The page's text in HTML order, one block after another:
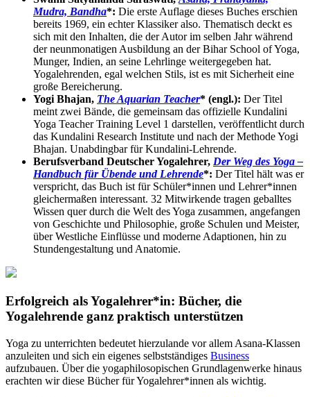
Mudra, Bandha*: Die erste Auflage dieses Buches erschien
bereits 1969, ein echter Klassiker also. Thematisch deckt es
sich mit den Inhalten, die der Autor im selben Jahr während
der neunmonatigen Ausbildung an der Bihar School of Yoga,
Munger, Indien, an seine Lehrlinge weitergegeben hat.
Yogalehrenden, egal welchen Stils, ist es mit Sicherheit eine
große Bereicherung.
Yogi Bhajan, The Aquarian Teacher* (engl.): Der Titel
meint zwei Bände, die gemeinsam das offizielle Kundalini
Yoga Teacher Training Level 1 darstellen, veröffentlicht durch
das Kundalini Research Institute und nach der Methode Yogi
Bhajan. Unabdingbar für Kundalini-Lehrende.
Berufsverband Deutscher Yogalehrer, Der Weg des Yoga –
Handbuch für Übende und Lehrende*: Der Titel hält was er
verspricht, das Buch ist für Schüler*innen und Lehrer*innen
gleichermaßen interessant. 32 Mitwirkende tragen geballtes
Wissen quer durch die Welt des Yoga zusammen, angefangen
von Geschichte und Philosophie, große Schulen und Meister,
über Westliche Einflüsse und moderne Adaptionen, hin zu
Stundengestaltung und Anatomie.
Erfolgreich als Yogalehrer*in: Bücher, die
Yogalehrende ganz praktisch unterstützen
Yoga zu unterrichten bedeutet hierzulande vor allem Asana-Klassen
anzuleiten und sich ein eigenes selbstständiges Business
aufzubauen. Über die yogaphilosopischen Grundlagenwerke hinaus
erachten wir diese Bücher für Yogalehrer*innen als wichtig.